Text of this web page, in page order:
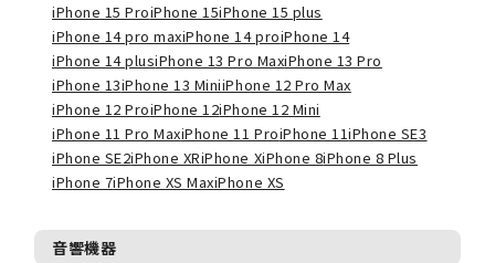
iPhone 15 ProiPhone 15iPhone 15 plus
iPhone 14 pro maxiPhone 14 proiPhone 14
iPhone 14 plusiPhone 13 Pro MaxiPhone 13 Pro
iPhone 13iPhone 13 MiniiPhone 12 Pro Max
iPhone 12 ProiPhone 12iPhone 12 Mini
iPhone 11 Pro MaxiPhone 11 ProiPhone 11iPhone SE3
iPhone SE2iPhone XRiPhone XiPhone 8iPhone 8 Plus
iPhone 7iPhone XS MaxiPhone XS
音響機器